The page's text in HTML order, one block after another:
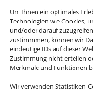
Um Ihnen ein optimales
Technologien wie Cookies,
und/oder darauf
zustimmmen, können wir
eindeutige IDs auf dieser
Zustimmung nicht erteilen
Merkmale und Funktionen
Wir verwenden Statistiken-